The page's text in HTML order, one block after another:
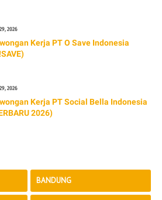
2026
Kerja PT O Save Indonesia
2026
Kerja PT Social Bella Indonesia
2026)
BANDUNG